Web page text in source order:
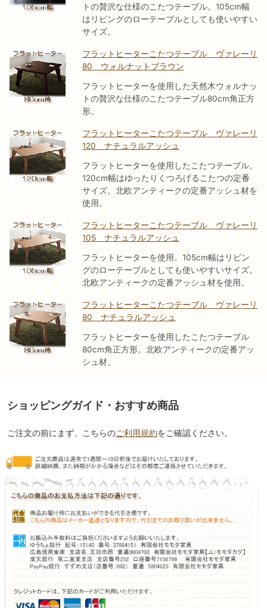
トの贅沢な仕様のこたつテーブル。105cm幅
はリビングのローテーブルとしても使いやすい
サイズ。
フラットヒーターこたつテーブル ヴァレーリ
80 ウォルナットブラウン
フラットヒーターを使用した天然木ウォルナッ
トの贅沢な仕様のこたつテーブル80cm角正方
形。
フラットヒーターこたつテーブル ヴァレーリ
120 ナチュラルアッシュ
フラットヒーターを使用したこたつテーブル。
120cm幅はゆったりくつろげるこたつの定番
サイズ。北欧アンティークの定番アッシュ材を
使用。
フラットヒーターこたつテーブル ヴァレーリ
105 ナチュラルアッシュ
フラットヒーターを使用。105cm幅はリビン
グのローテーブルとしても使いやすいサイズ。
北欧アンティークの定番アッシュ材を使用。
フラットヒーターこたつテーブル ヴァレーリ
80 ナチュラルアッシュ
フラットヒーターを使用したこたつテーブル
80cm角正方形。北欧アンティークの定番アッ
シュ材。
ショッピングガイド・おすすめ商品
ご注文の前にまず、こちらのご利用規約をご確認ください。